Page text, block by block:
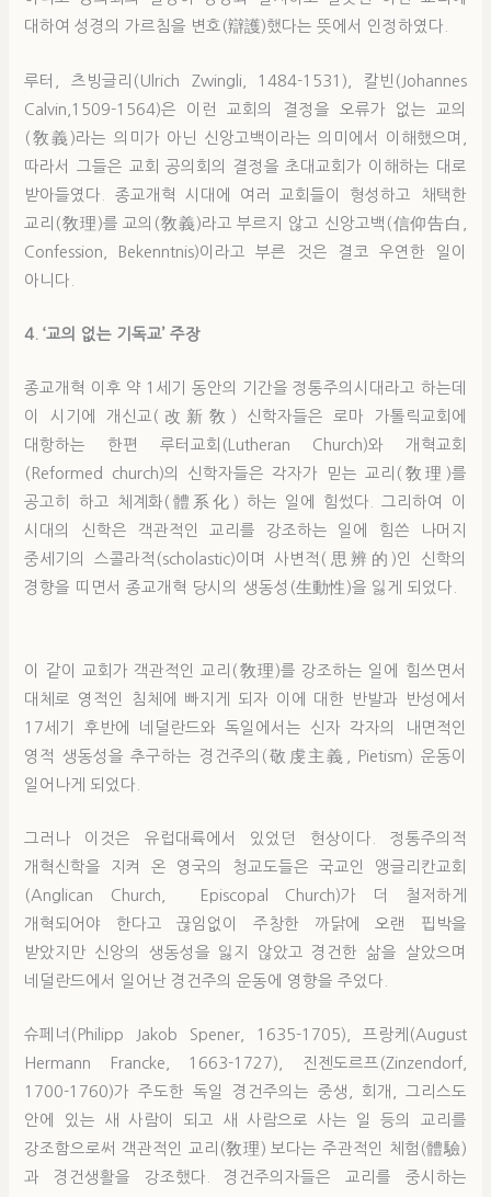
대하여 성경의 가르침을 변호(辯護)했다는 뜻에서 인정하였다.
루터, 츠빙글리(Ulrich Zwingli, 1484-1531), 칼빈(Johannes
Calvin,1509-1564)은 이런 교회의 결정을 오류가 없는 교의
(敎義)라는 의미가 아닌 신앙고백이라는 의미에서 이해했으며,
따라서 그들은 교회 공의회의 결정을 초대교회가 이해하는 대로
받아들였다. 종교개혁 시대에 여러 교회들이 형성하고 채택한
교리(敎理)를 교의(敎義)라고 부르지 않고 신앙고백(信仰告白,
Confession, Bekenntnis)이라고 부른 것은 결코 우연한 일이
아니다.
4. ‘교의 없는 기독교’ 주장
종교개혁 이후 약 1세기 동안의 기간을 정통주의시대라고 하는데
이 시기에 개신교(改新敎) 신학자들은 로마 가톨릭교회에
대항하는 한편 루터교회(Lutheran Church)와 개혁교회
(Reformed church)의 신학자들은 각자가 믿는 교리(敎理)를
공고히 하고 체계화(體系化) 하는 일에 힘썼다. 그리하여 이
시대의 신학은 객관적인 교리를 강조하는 일에 힘쓴 나머지
중세기의 스콜라적(scholastic)이며 사변적(思辨的)인 신학의
경향을 띠면서 종교개혁 당시의 생동성(生動性)을 잃게 되었다.
이 같이 교회가 객관적인 교리(敎理)를 강조하는 일에 힘쓰면서
대체로 영적인 침체에 빠지게 되자 이에 대한 반발과 반성에서
17세기 후반에 네덜란드와 독일에서는 신자 각자의 내면적인
영적 생동성을 추구하는 경건주의(敬虔主義, Pietism) 운동이
일어나게 되었다.
그러나 이것은 유럽대륙에서 있었던 현상이다. 정통주의적
개혁신학을 지켜 온 영국의 청교도들은 국교인 앵글리칸교회
(Anglican Church, Episcopal Church)가 더 철저하게
개혁되어야 한다고 끊임없이 주창한 까닭에 오랜 핍박을
받았지만 신앙의 생동성을 잃지 않았고 경건한 삶을 살았으며
네덜란드에서 일어난 경건주의 운동에 영향을 주었다.
슈페너(Philipp Jakob Spener, 1635-1705), 프랑케(August
Hermann Francke, 1663-1727), 진젠도르프(Zinzendorf,
1700-1760)가 주도한 독일 경건주의는 중생, 회개, 그리스도
안에 있는 새 사람이 되고 새 사람으로 사는 일 등의 교리를
강조함으로써 객관적인 교리(敎理) 보다는 주관적인 체험(體驗)
과 경건생활을 강조했다. 경건주의자들은 교리를 중시하는